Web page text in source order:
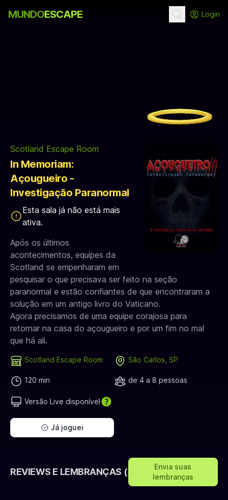
MUNDOESCAPE Login
Scotland Escape Room
In Memoriam:
Açougueiro -
Investigação Paranormal
Esta sala já não está mais
ativa.
Após os últimos
acontecimentos, equipes da
Scotland se empenharam em
pesquisar o que precisava ser feito na seção
paranormal e estão confiantes de que encontraram a
solução em um antigo livro do Vaticano.
Agora precisamos de uma equipe corajosa para
retornar na casa do açougueiro e por um fim no mal
que há ali.
Scotland Escape Room São Carlos, SP
120 min de 4 a 8 pessoas
Versão Live disponível
Já joguei
REVIEWS E LEMBRANÇAS (3)
Envia suas
lembranças